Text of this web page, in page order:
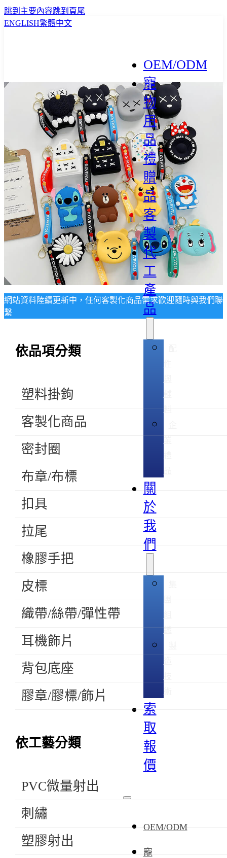
跳到主要內容跳到頁尾
ENGLISH繁體中文
OEM/ODM
寵
物
用
品
禮
贈
品
客
製
代
工
產
品
料
關
於
我
們
團
織
索
取
報
價
OEM/ODM
寵
網站資料陸續更新中，任何客製化商品需求歡迎隨時與我們聯
繫
依品項分類
塑料掛鉤
客製化商品
密封圈
布章/布標
扣具
拉尾
橡膠手把
皮標
織帶/絲帶/彈性帶
耳機飾片
背包底座
膠章/膠標/飾片
依工藝分類
PVC微量射出
刺繡
塑膠射出